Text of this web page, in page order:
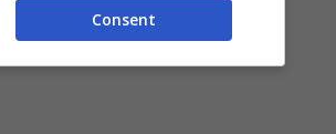
Consent